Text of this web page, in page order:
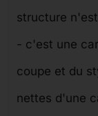
structure
- c'est une
coupe et du
nettes d'une